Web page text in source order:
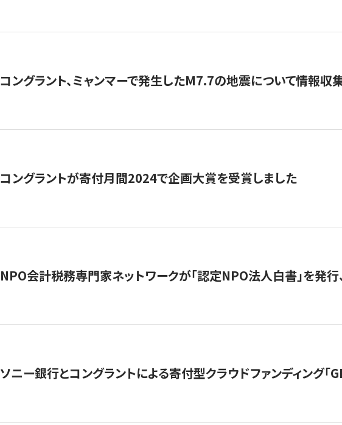
コングラント、ミャンマーで発生したM7.7の地震について情報収
コングラントが寄付月間2024で企画大賞を受賞しました
NPO会計税務専門家ネットワークが「認定NPO法人白書」を発
ソニー銀行とコングラントによる寄付型クラウドファンディング